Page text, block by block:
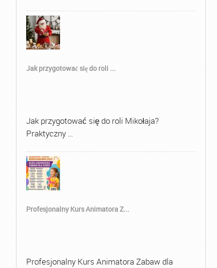
Jak przygotować się do roli ...
Jak przygotować się do roli Mikołaja?
Praktyczny …
Profesjonalny Kurs Animatora Z...
Profesjonalny Kurs Animatora Zabaw dla